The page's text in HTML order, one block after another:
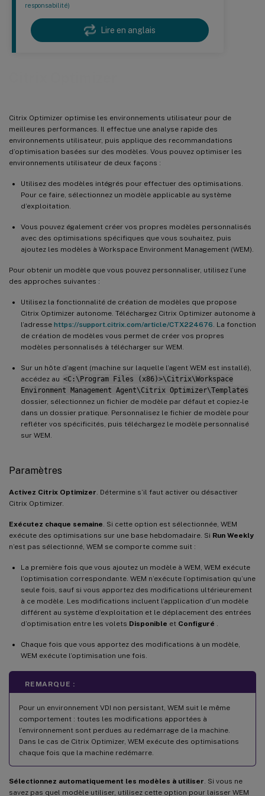
responsabilité)
Lire en anglais
Citrix Optimizer optimise les environnements utilisateur pour de
meilleures performances. Il effectue une analyse rapide des
environnements utilisateur, puis applique des recommandations
d’optimisation basées sur des modèles. Vous pouvez optimiser les
environnements utilisateur de deux façons :
Utilisez des modèles intégrés pour effectuer des optimisations.
Pour ce faire, sélectionnez un modèle applicable au système
d’exploitation.
Vous pouvez également créer vos propres modèles personnalisés
avec des optimisations spécifiques que vous souhaitez, puis
ajoutez les modèles à Workspace Environment Management (WEM).
Pour obtenir un modèle que vous pouvez personnaliser, utilisez l’une
des approches suivantes :
Utilisez la fonctionnalité de création de modèles que propose
Citrix Optimizer autonome. Téléchargez Citrix Optimizer autonome à
l’adresse https://support.citrix.com/article/CTX224676 . La fonction
de création de modèles vous permet de créer vos propres
modèles personnalisés à télécharger sur WEM.
Sur un hôte d’agent (machine sur laquelle l’agent WEM est installé),
accédez au <C:\Program Files (x86)>\Citrix\Workspace
Environment Management Agent\Citrix Optimizer\Templates
dossier, sélectionnez un fichier de modèle par défaut et copiez-le
dans un dossier pratique. Personnalisez le fichier de modèle pour
refléter vos spécificités, puis téléchargez le modèle personnalisé
sur WEM.
Paramètres
Activez Citrix Optimizer . Détermine s’il faut activer ou désactiver
Citrix Optimizer.
Exécutez chaque semaine . Si cette option est sélectionnée, WEM
exécute des optimisations sur une base hebdomadaire. Si Run Weekly
n’est pas sélectionné, WEM se comporte comme suit :
La première fois que vous ajoutez un modèle à WEM, WEM exécute
l’optimisation correspondante. WEM n’exécute l’optimisation qu’une
seule fois, sauf si vous apportez des modifications ultérieurement
à ce modèle. Les modifications incluent l’application d’un modèle
différent au système d’exploitation et le déplacement des entrées
d’optimisation entre les volets Disponible et Configuré
Chaque fois que vous apportez des modifications à un modèle,
WEM exécute l’optimisation une fois.
REMARQUE :
Pour un environnement VDI non persistant, WEM suit le même
comportement : toutes les modifications apportées à
l’environnement sont perdues au redémarrage de la machine.
Dans le cas de Citrix Optimizer, WEM exécute des optimisations
chaque fois que la machine redémarre.
Sélectionnez automatiquement les modèles à utiliser . Si vous ne
savez pas quel modèle utiliser, utilisez cette option pour laisser WEM